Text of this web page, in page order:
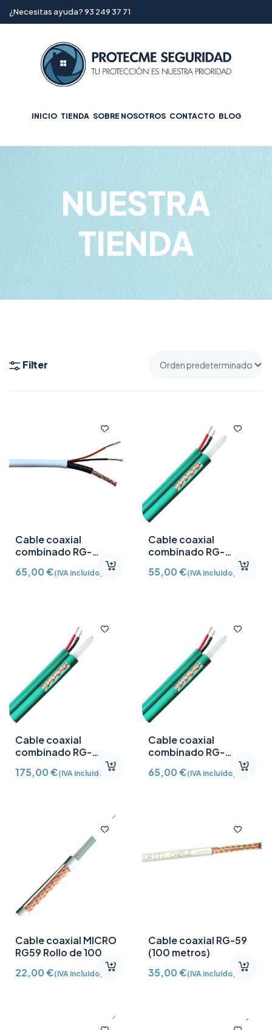
¿Necesitas ayuda? 93 249 37 71
INICIO TIENDA SOBRE NOSOTROS CONTACTO BLOG
NUESTRA
TIENDA
Filter
Cable coaxial
combinado RG-
59+2X0,81 (100metros)
65,00€(IVA incluido)
Cable coaxial
combinado RG-
59+2X0,81 (100metros)
55,00€(IVA incluido)
Cable coaxial
combinado RG-
59+2X0,81 (300metros)
175,00€(IVA incluido)
Cable coaxial
combinado RG-
(100metros)
65,00€(IVA incluido)
Cable coaxial MICRO
RG59 Rollo de 100
exterior 3.5 mm
22,00€(IVA incluido)
Cable coaxial RG-59
(100 metros)
35,00€(IVA incluido)